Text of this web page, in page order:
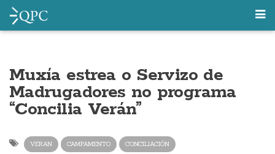
Muxía estrea o Servizo de
Madrugadores no programa
“Concilia Verán”
VERAN CAMPAMENTO CONCILIACIÓN